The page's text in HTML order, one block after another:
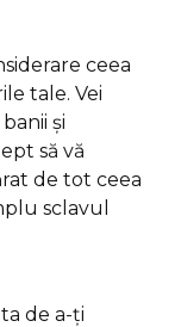
ceea
tale. Vei
și
să vă
de tot ceea
sclavul
de a-ți